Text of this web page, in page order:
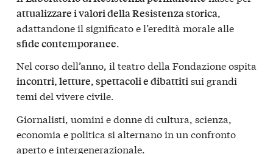
attualizzare i valori della Resistenza storica,
adattandone il significato e l’eredità morale alle
sfide contemporanee.
Nel corso dell’anno, il teatro della Fondazione ospita
incontri, letture, spettacoli e dibattitisui grandi
temi del vivere civile.
Giornalisti, uomini e donne di cultura, scienza,
economia e politica si alternano in un confronto
aperto e intergenerazionale.